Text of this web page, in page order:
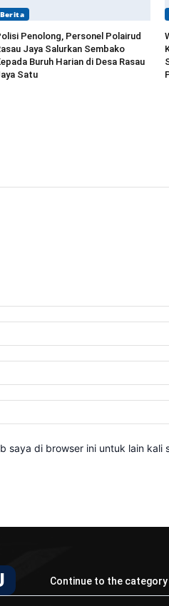
Berita
Penolong, Personel Polairud
Jaya Salurkan Sembako
Buruh Harian di Desa Rasau
Satu
saya di browser ini untuk lain kali
Continue to the category